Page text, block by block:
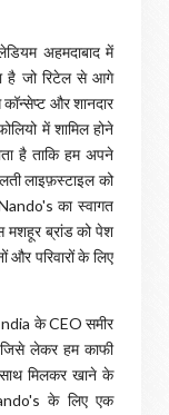
अहमदाबाद में
है जो रिटेल से आगे
और शानदार
में शामिल होने
है ताकि हम अपने
लाइफ़स्टाइल को
का स्वागत
मशहूर ब्रांड को पेश
परिवारों के लिए
के CEO समीर
जिसे लेकर हम काफी
मिलकर खाने के
के लिए एक